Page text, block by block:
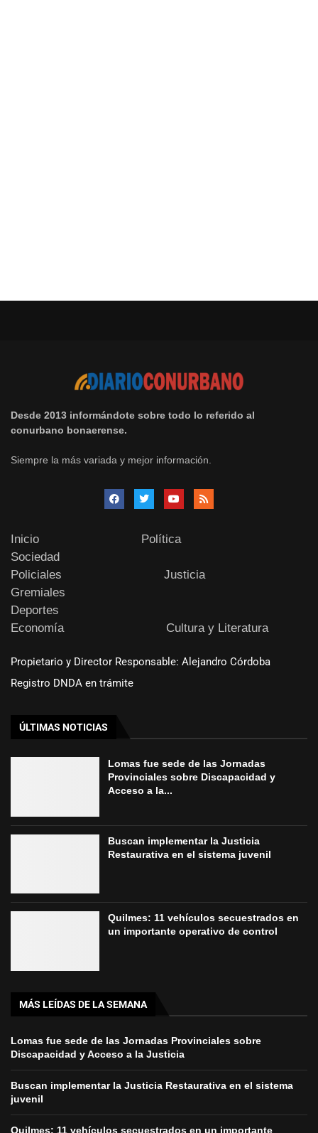
Desde 2013 informándote sobre todo lo referido al
conurbano bonaerense.
Siempre la más variada y mejor información.
Inicio
Política
Sociedad
Policiales
Justicia
Gremiales
Deportes
Economía
Cultura y Literatura
Propietario y Director Responsable: Alejandro Córdoba
Registro DNDA en trámite
ÚLTIMAS NOTICIAS
Lomas fue sede de las Jornadas
Provinciales sobre Discapacidad y
Acceso a la...
Buscan implementar la Justicia
Restaurativa en el sistema juvenil
Quilmes: 11 vehículos secuestrados en
un importante operativo de control
MÁS LEÍDAS DE LA SEMANA
Lomas fue sede de las Jornadas Provinciales sobre
Discapacidad y Acceso a la Justicia
Buscan implementar la Justicia Restaurativa en el sistema
juvenil
Quilmes: 11 vehículos secuestrados en un importante